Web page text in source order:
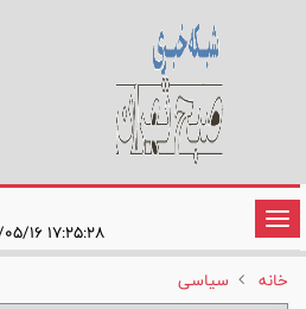
تغییر
وضعیت
ناوبری
خانه
سیاسی